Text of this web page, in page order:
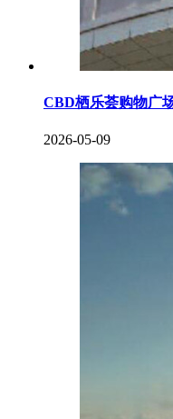
CBD栖乐荟购物广
2026-05-09